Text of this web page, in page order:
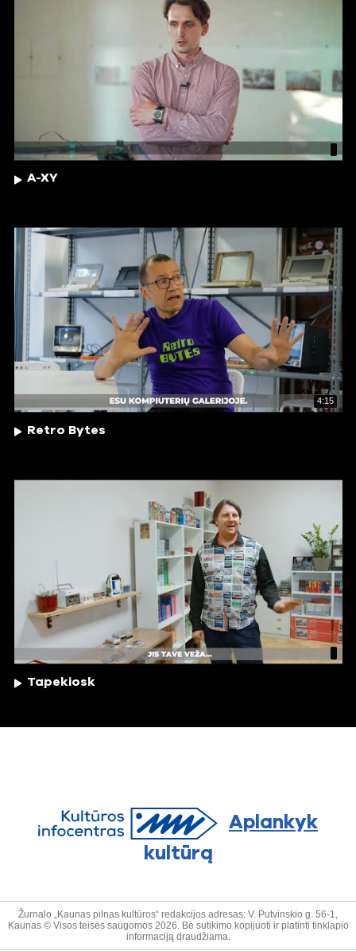
A-XY
4:15
Retro Bytes
Tapekiosk
Aplankyk
kultūrą
Žurnalo „Kaunas pilnas kultūros“ redakcijos adresas: V. Putvinskio g. 56-1,
Kaunas © Visos teisės saugomos 2026. Be sutikimo kopijuoti ir platinti tinklapio
informaciją draudžiama.